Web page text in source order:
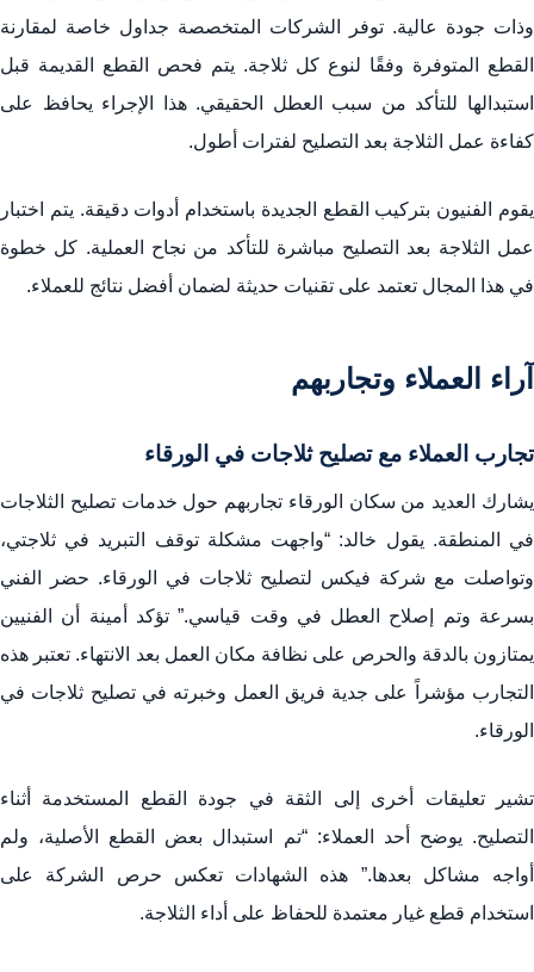
وذات جودة عالية. توفر الشركات المتخصصة جداول خاصة لمقارنة
القطع المتوفرة وفقًا لنوع كل ثلاجة. يتم فحص القطع القديمة قبل
استبدالها للتأكد من سبب العطل الحقيقي. هذا الإجراء يحافظ على
كفاءة عمل الثلاجة بعد التصليح لفترات أطول.
يقوم الفنيون بتركيب القطع الجديدة باستخدام أدوات دقيقة. يتم اختبار
عمل الثلاجة بعد التصليح مباشرة للتأكد من نجاح العملية. كل خطوة
في هذا المجال تعتمد على تقنيات حديثة لضمان أفضل نتائج للعملاء.
آراء العملاء وتجاربهم
تجارب العملاء مع تصليح ثلاجات في الورقاء
يشارك العديد من سكان الورقاء تجاربهم حول خدمات تصليح الثلاجات
في المنطقة. يقول خالد: “واجهت مشكلة توقف التبريد في ثلاجتي،
وتواصلت مع شركة فيكس لتصليح ثلاجات في الورقاء. حضر الفني
بسرعة وتم إصلاح العطل في وقت قياسي.” تؤكد أمينة أن الفنيين
يمتازون بالدقة والحرص على نظافة مكان العمل بعد الانتهاء. تعتبر هذه
التجارب مؤشراً على جدية فريق العمل وخبرته في تصليح ثلاجات في
الورقاء.
تشير تعليقات أخرى إلى الثقة في جودة القطع المستخدمة أثناء
التصليح. يوضح أحد العملاء: “تم استبدال بعض القطع الأصلية، ولم
أواجه مشاكل بعدها.” هذه الشهادات تعكس حرص الشركة على
استخدام قطع غيار معتمدة للحفاظ على أداء الثلاجة.